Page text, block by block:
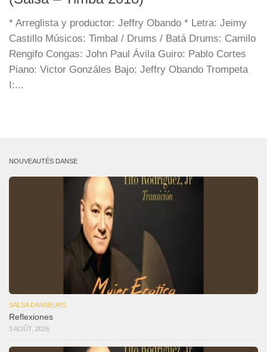
* Arreglista y productor: Jeffry Obando * Letra: Jeimy
Castillo Músicos: Timbal / Drums / Batá Drums: Camilo
Rengifo Congas: John Paul Ávila Guiro: Pablo Cortes
Piano: Victor Gonzáles Bajo: Jeffry Obando Trompeta
I:...
NOUVEAUTÉS DANSE
SALSA DANSEURS
Reflexiones
3 AOÛT, 2026